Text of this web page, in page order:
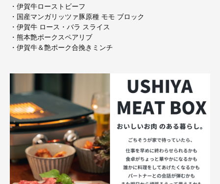
・伊賀牛ローストビーフ
・国産マンガリッツァ豚原種 モモ ブロック
・伊賀牛 ロース・バラ スライス
・熊本艶ポークスペアリブ
・伊賀牛＆艶ポーク合挽きミンチ